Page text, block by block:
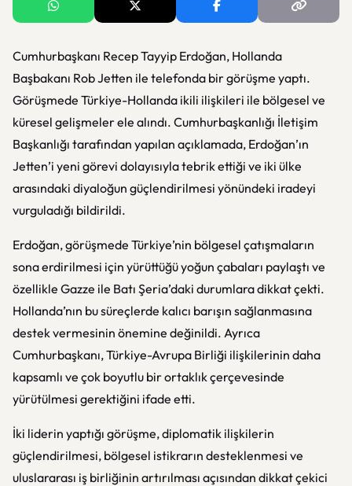
Cumhurbaşkanı Recep Tayyip Erdoğan, Hollanda
Başbakanı Rob Jetten ile telefonda bir görüşme yaptı.
Görüşmede Türkiye-Hollanda ikili ilişkileri ile bölgesel ve
küresel gelişmeler ele alındı. Cumhurbaşkanlığı İletişim
Başkanlığı tarafından yapılan açıklamada, Erdoğan’ın
Jetten’i yeni görevi dolayısıyla tebrik ettiği ve iki ülke
arasındaki diyaloğun güçlendirilmesi yönündeki iradeyi
vurguladığı bildirildi.
Erdoğan, görüşmede Türkiye’nin bölgesel çatışmaların
sona erdirilmesi için yürüttüğü yoğun çabaları paylaştı ve
özellikle Gazze ile Batı Şeria’daki durumlara dikkat çekti.
Hollanda’nın bu süreçlerde kalıcı barışın sağlanmasına
destek vermesinin önemine değinildi. Ayrıca
Cumhurbaşkanı, Türkiye-Avrupa Birliği ilişkilerinin daha
kapsamlı ve çok boyutlu bir ortaklık çerçevesinde
yürütülmesi gerektiğini ifade etti.
İki liderin yaptığı görüşme, diplomatik ilişkilerin
güçlendirilmesi, bölgesel istikrarın desteklenmesi ve
uluslararası iş birliğinin artırılması açısından dikkat çekici